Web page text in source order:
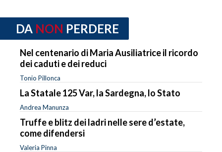
DA NON PERDERE
Nel centenario di Maria Ausiliatrice il ricordo
dei caduti e dei reduci
Tonio Pillonca
La Statale 125 Var, la Sardegna, lo Stato
Andrea Manunza
Truffe e blitz dei ladri nelle sere d’estate,
come difendersi
Valeria Pinna